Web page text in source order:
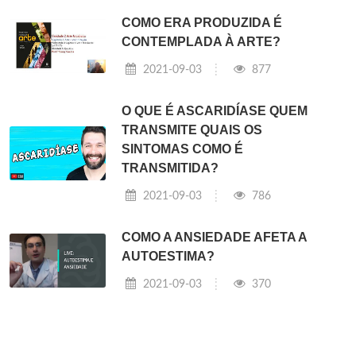
COMO ERA PRODUZIDA É
CONTEMPLADA À ARTE?
2021-09-03 877
O QUE É ASCARIDÍASE QUEM
TRANSMITE QUAIS OS
SINTOMAS COMO É
TRANSMITIDA?
2021-09-03 786
COMO A ANSIEDADE AFETA A
AUTOESTIMA?
2021-09-03 370